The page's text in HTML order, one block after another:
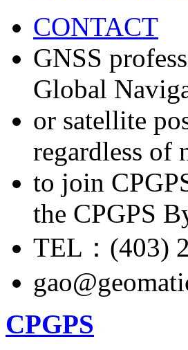
CONTACT
GNSS
Global
or satellite
regardless of
to join
the CPGPS
TEL：(403)
CPGPS